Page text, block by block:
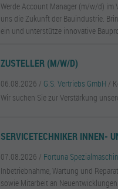
Werde Account Manager (m/w/d) im
uns die Zukunft der Bauindustrie.
ein und unterstütze innovative
ZUSTELLER (M/W/D)
06.08.2026 / G.S. Vertriebs GmbH /
Wir suchen Sie zur Verstärkung
SERVICETECHNIKER INNEN-
07.08.2026 / Fortuna
Inbetriebnahme, Wartung und
sowie Mitarbeit an